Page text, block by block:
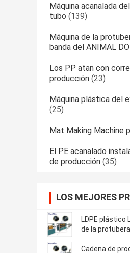
Máquina acanalada
tubo (139)
Máquina de la
banda del ANIMAL
Los PP atan con
producción (23)
Máquina plástica del
(25)
Mat Making Machine
El PE acanalado
de producción (35)
LOS MEJORES
LDPE plástico
de la
Cadena de